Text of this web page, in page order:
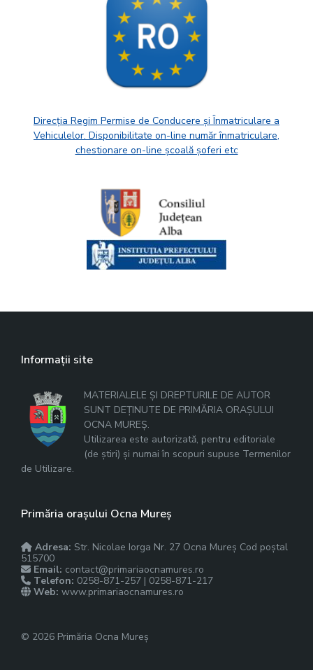
Direcția Regim Permise de Conducere și Înmatriculare a
Vehiculelor. Disponibilitate on-line număr înmatriculare,
chestionare on-line școală șoferi etc
Informații site
MATERIALELE ȘI DREPTURILE DE AUTOR
SUNT DEȚINUTE DE PRIMĂRIA ORAȘULUI
OCNA MUREȘ.
Utilizarea este autorizată, pentru editoriale
(de știri) și numai în scopuri supuse Termenilor
de Utilizare.
Primăria orașului Ocna Mureș
Adresa: Str. Nicolae Iorga Nr. 27 Ocna Mureș Cod poștal
515700
Email: contact@primariaocnamures.ro
Telefon: 0258-871-257 | 0258-871-217
Web: www.primariaocnamures.ro
© 2026 Primăria Ocna Mureș